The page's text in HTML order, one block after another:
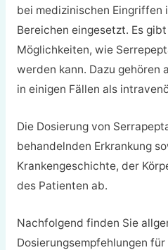
bei medizinischen Eingriffen
Bereichen eingesetzt. Es
Möglichkeiten, wie
werden kann. Dazu gehören
in einigen Fällen als
Die Dosierung von
behandelnden Erkrankung
Krankengeschichte, der
des Patienten ab.
Nachfolgend finden Sie
Dosierungsempfehlungen